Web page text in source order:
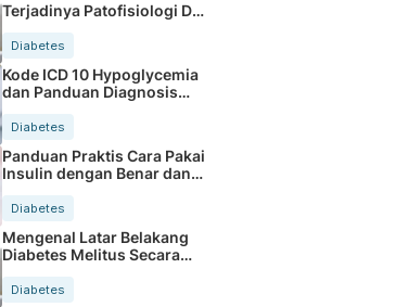
Terjadinya Patofisiologi DM
Diabetes
Kode ICD 10 Hypoglycemia
dan Panduan Diagnosis
Medis Lengkap
Diabetes
Panduan Praktis Cara Pakai
Insulin dengan Benar dan
Diabetes
Mengenal Latar Belakang
Diabetes Melitus Secara
Diabetes